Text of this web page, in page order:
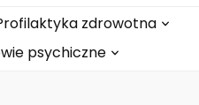
zdrowotna
psychiczne